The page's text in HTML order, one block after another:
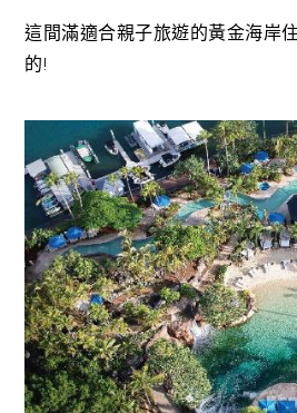
這間滿適合親子旅遊的黃金海岸
的!